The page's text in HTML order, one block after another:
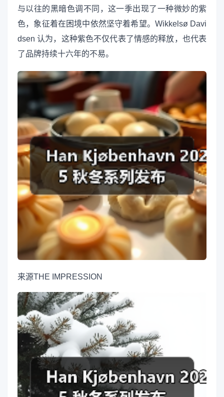
与以往的黑暗色调不同，这一季出现了一种微妙的紫
色，象征着在困境中依然坚守着希望。Wikkelsø Davi
dsen 认为，这种紫色不仅代表了情感的释放，也代表
了品牌持续十六年的不易。
来源THE IMPRESSION